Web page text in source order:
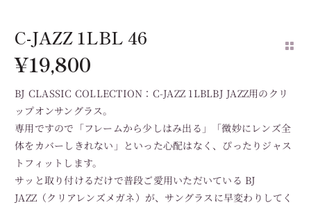
C-JAZZ 1LBL 46
¥19,800
BJ CLASSIC COLLECTION：C-JAZZ 1LBLBJ JAZZ用のクリ
ップオンサングラス。
専用ですので「フレームから少しはみ出る」「微妙にレンズ全
体をカバーしきれない」といった心配はなく、ぴったりジャス
トフィットします。
サッと取り付けるだけで普段ご愛用いただいている BJ
JAZZ（クリアレンズメガネ）が、サングラスに早変わりしてく